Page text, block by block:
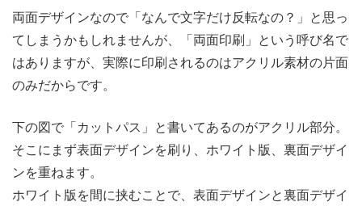
両面デザインなので「なんで文字だけ反転なの？」と思っ
てしまうかもしれませんが、「両面印刷」という呼び名で
はありますが、実際に印刷されるのはアクリル素材の片面
のみだからです。
下の図で「カットパス」と書いてあるのがアクリル部分。
そこにまず表面デザインを刷り、ホワイト版、裏面デザイ
ンを重ねます。
ホワイト版を間に挟むことで、表面デザインと裏面デザイ